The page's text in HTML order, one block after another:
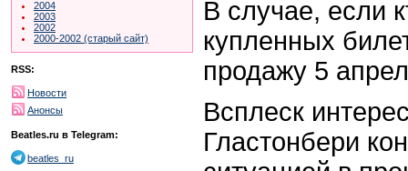
2004
2003
2002
2000-2002 (старый сайт)
RSS:
Новости
Анонсы
Beatles.ru в Telegram:
beatles_ru
В случае, если
купленных
продажу 5
Всплеск
Гластонбери